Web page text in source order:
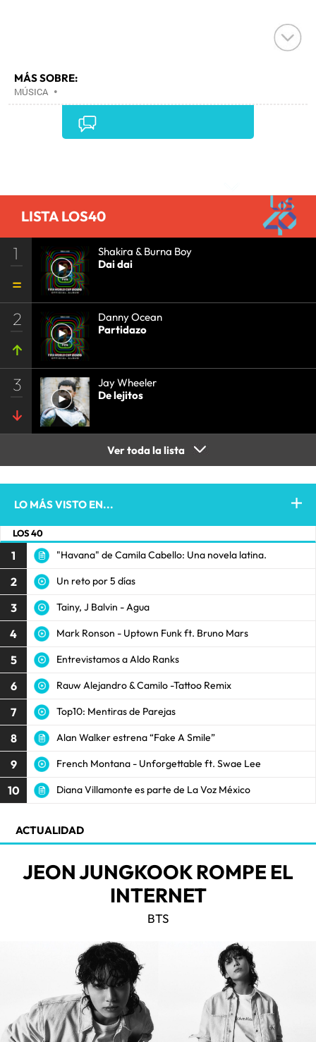
MÁS SOBRE:
MÚSICA •
LISTA LOS40
1
Shakira & Burna Boy
Dai dai
2
Danny Ocean
Partidazo
3
Jay Wheeler
De lejitos
Ver toda la lista
LO MÁS VISTO EN...
LOS 40
1 "Havana" de Camila Cabello: Una novela latina.
2 Un reto por 5 días
3 Tainy, J Balvin - Agua
4 Mark Ronson - Uptown Funk ft. Bruno Mars
5 Entrevistamos a Aldo Ranks
6 Rauw Alejandro & Camilo -Tattoo Remix
7 Top10: Mentiras de Parejas
8 Alan Walker estrena “Fake A Smile”
9 French Montana - Unforgettable ft. Swae Lee
10 Diana Villamonte es parte de La Voz México
ACTUALIDAD
JEON JUNGKOOK ROMPE EL
INTERNET
BTS